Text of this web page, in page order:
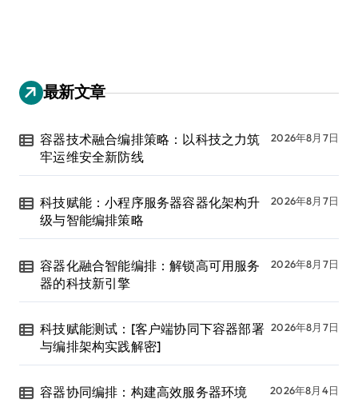
最新文章
容器技术融合编排策略：以科技之力筑
牢运维安全新防线
2026年8月7日
科技赋能：小程序服务器容器化架构升
级与智能编排策略
2026年8月7日
容器化融合智能编排：解锁高可用服务
器的科技新引擎
2026年8月7日
科技赋能测试：[客户端协同下容器部署
与编排架构实践解密]
2026年8月7日
容器协同编排：构建高效服务器环境 2026年8月4日